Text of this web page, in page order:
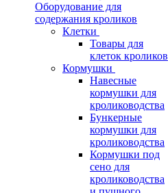
Оборудование для
содержания кроликов
Клетки
Товары для
клеток кроликов
Кормушки
Навесные
кормушки для
кролиководства
Бункерные
кормушки для
кролиководства
Кормушки под
сено для
кролиководства